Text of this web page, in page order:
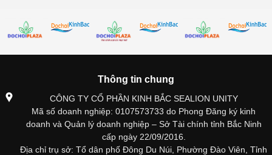
Thông tin chung
CÔNG TY CỔ PHẦN KINH BẮC SEALION UNITY
Mã số doanh nghiệp: 0107573733 do Phong Đăng ký kinh
doanh và Quản lý doanh nghiệp – Sở Tài chính tỉnh Bắc Ninh
cấp ngày 22/09/2016.
Địa chỉ trụ sở: Tổ dân phố Đông Du Núi, Phường Đào Viên, Tỉnh